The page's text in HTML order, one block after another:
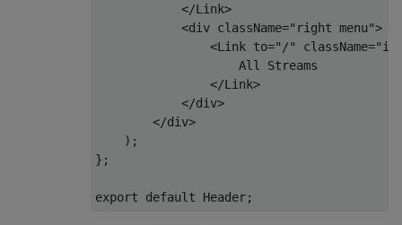
</Link>
<div className="right menu">
<Link to="/" className=
                    All Streams
</Link>
</div>
</div>
    );
};
export default